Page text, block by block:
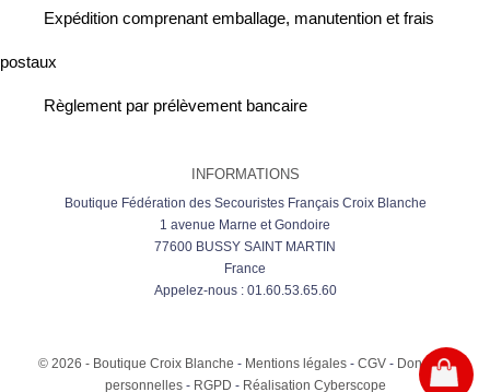
Expédition comprenant emballage, manutention et frais
postaux
Règlement par prélèvement bancaire
INFORMATIONS
Boutique Fédération des Secouristes Français Croix Blanche
1 avenue Marne et Gondoire
77600 BUSSY SAINT MARTIN
France
Appelez-nous : 01.60.53.65.60
© 2026 - Boutique Croix Blanche - Mentions légales - CGV - Données
personnelles- RGPD - Réalisation Cyberscope